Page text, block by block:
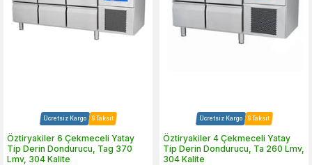
Ücretsiz Kargo 9 Taksit
Öztiryakiler 6 Çekmeceli Yatay
Tip Derin Dondurucu, Tag 370
Lmv, 304 Kalite
Ücretsiz Kargo 9 Taksit
Öztiryakiler 4 Çekmeceli Yatay
Tip Derin Dondurucu, Ta 260 Lmv,
304 Kalite